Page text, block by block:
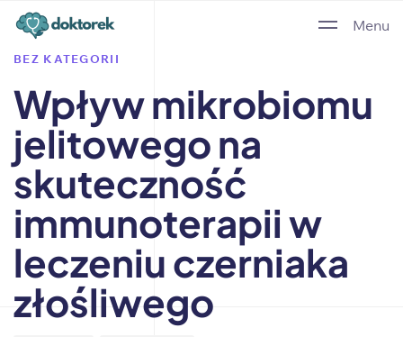
Menu
PUBLISHED
BEZ KATEGORII
Wpływ mikrobiomu
jelitowego na
skuteczność
immunoterapii w
leczeniu czerniaka
złośliwego
Author
Published